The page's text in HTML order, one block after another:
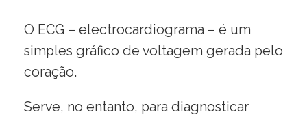
O ECG – electrocardiograma – é um
simples gráfico de voltagem gerada pelo
coração.
Serve, no entanto, para diagnosticar